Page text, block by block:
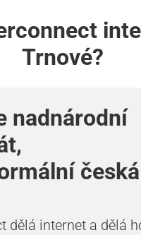
Trnové?
nadnárodní
česká
dělá internet a dělá